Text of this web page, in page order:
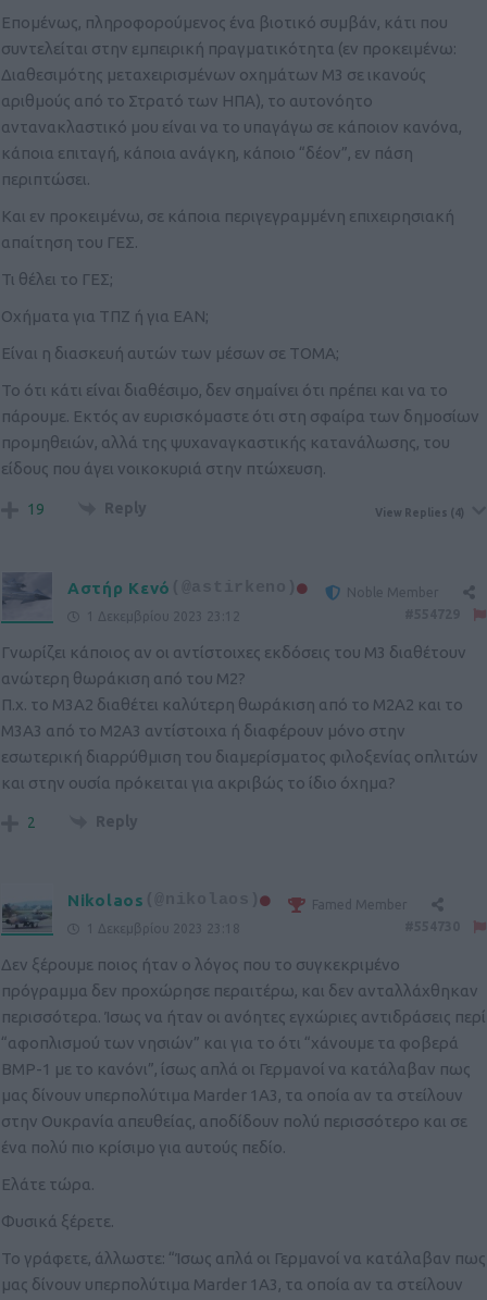
Επομένως, πληροφορούμενος ένα βιοτικό συμβάν, κάτι που
συντελείται στην εμπειρική πραγματικότητα (εν προκειμένω:
Διαθεσιμότης μεταχειρισμένων οχημάτων Μ3 σε ικανούς
αριθμούς από το Στρατό των ΗΠΑ), το αυτονόητο
αντανακλαστικό μου είναι να το υπαγάγω σε κάποιον κανόνα,
κάποια επιταγή, κάποια ανάγκη, κάποιο “δέον”, εν πάση
περιπτώσει.
Και εν προκειμένω, σε κάποια περιγεγραμμένη επιχειρησιακή
απαίτηση του ΓΕΣ.
Τι θέλει το ΓΕΣ;
Οχήματα για ΤΠΖ ή για ΕΑΝ;
Είναι η διασκευή αυτών των μέσων σε ΤΟΜΑ;
Το ότι κάτι είναι διαθέσιμο, δεν σημαίνει ότι πρέπει και να το
πάρουμε. Εκτός αν ευρισκόμαστε ότι στη σφαίρα των δημοσίων
προμηθειών, αλλά της ψυχαναγκαστικής κατανάλωσης, του
είδους που άγει νοικοκυριά στην πτώχευση.
19 Reply View Replies (4)
Αστήρ Κενό (@astirkeno)
Noble Member
1 Δεκεμβρίου 2023 23:12
Γνωρίζει κάποιος αν οι αντίστοιχες εκδόσεις του M3 διαθέτουν
ανώτερη θωράκιση από του M2?
Π.χ. το M3A2 διαθέτει καλύτερη θωράκιση από το M2A2 και το
M3A3 από το M2A3 αντίστοιχα ή διαφέρουν μόνο στην
εσωτερική διαρρύθμιση του διαμερίσματος φιλοξενίας οπλιτών
και στην ουσία πρόκειται για ακριβώς το ίδιο όχημα?
2 Reply
Nikolaos (@nikolaos)
Famed Member
1 Δεκεμβρίου 2023 23:18
Δεν ξέρουμε ποιος ήταν ο λόγος που το συγκεκριμένο
πρόγραμμα δεν προχώρησε περαιτέρω, και δεν ανταλλάχθηκαν
περισσότερα. Ίσως να ήταν οι ανόητες εγχώριες αντιδράσεις περί
“αφοπλισμού των νησιών” και για το ότι “χάνουμε τα φοβερά
ΒΜΡ-1 με το κανόνι”, ίσως απλά οι Γερμανοί να κατάλαβαν πως
μας δίνουν υπερπολύτιμα Marder 1A3, τα οποία αν τα στείλουν
στην Ουκρανία απευθείας, αποδίδουν πολύ περισσότερο και σε
ένα πολύ πιο κρίσιμο για αυτούς πεδίο.
Ελάτε τώρα.
Φυσικά ξέρετε.
Το γράφετε, άλλωστε: “Ίσως απλά οι Γερμανοί να κατάλαβαν πως
μας δίνουν υπερπολύτιμα Marder 1A3, τα οποία αν τα στείλουν